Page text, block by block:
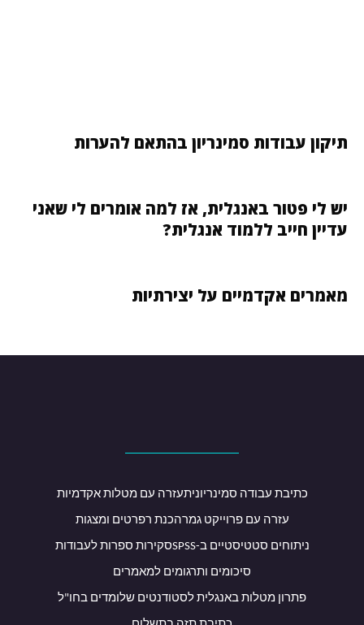
תיקון עבודות סמינריון בהתאם להערות
יש לי פטור באנגלית, אז למה אומרים לי שאני
עדיין חייב ללמוד אנגלית?
מאמרים אקדמיים על יצירתיות
כתיבת עבודה סמינריוניתעזרה עם מטלות אקדמיות
עזרה עם פרוייקט גמרהכנת רפרטים ומצגות
ניתוחים סטטיסטיים ב-SPSS סקירות ספרות לעבודות
סיכומים ותרגומים למאמרים
פתרון מטלות באנגלית לסטודנטים שלומדים בחו"ל